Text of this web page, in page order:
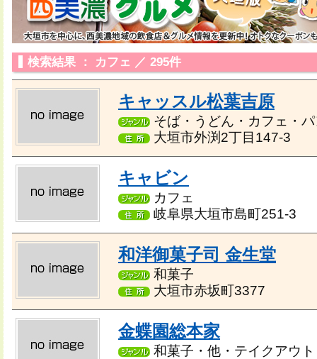
検索結果 ： カフェ ／ 295件
キャッスル松葉吉原
そば・うどん・カフェ・
大垣市外渕2丁目147-3
キャビン
カフェ
岐阜県大垣市島町251-3
和洋御菓子司 金生堂
和菓子
大垣市赤坂町3377
金蝶園総本家
和菓子・他・テイクアウト